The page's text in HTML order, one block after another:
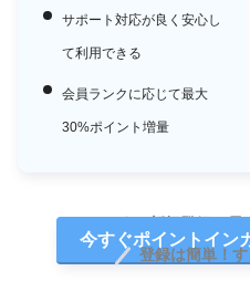
サポート対応が良く安心し
て利用できる
会員ランクに応じて最大
30%ポイント増量
今すぐポイントイン
登録は簡単！